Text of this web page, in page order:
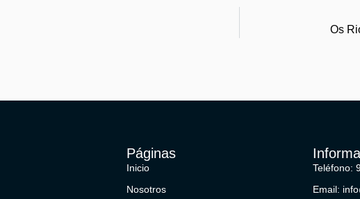
Os
Páginas
Inicio
Nosotros
Teléfono:
Email: